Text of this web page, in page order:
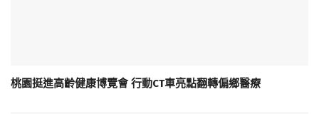
桃園挺進高齡健康博覽會 行動CT車亮點翻轉偏鄉醫療